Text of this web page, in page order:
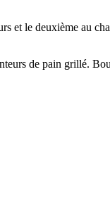
et le deuxième au
de pain grillé.